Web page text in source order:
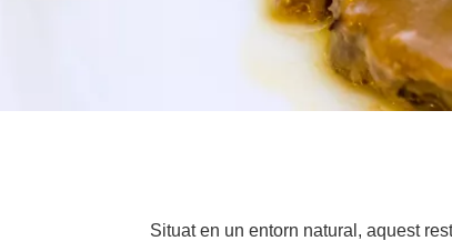
Situat en un entorn natural, aquest